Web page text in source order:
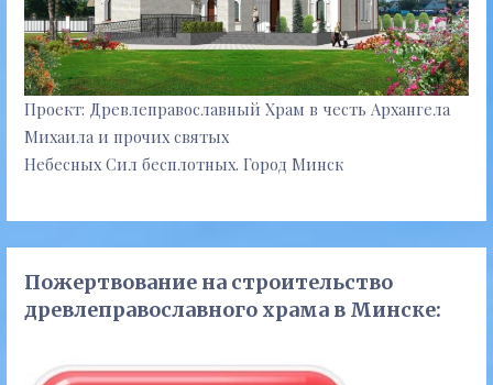
Проект: Древлеправославный Храм в честь Архангела
Михаила и прочих святых
Небесных Сил бесплотных. Город Минск
Пожертвование на строительство
древлеправославного храма в Минске: